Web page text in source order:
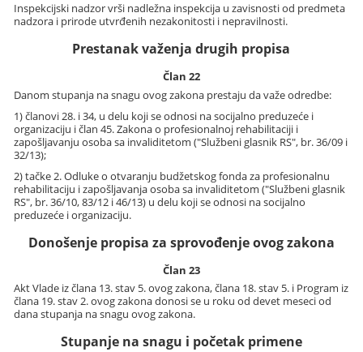
Inspekcijski nadzor vrši nadležna inspekcija u zavisnosti od predmeta
nadzora i prirode utvrđenih nezakonitosti i nepravilnosti.
Prestanak važenja drugih propisa
Član 22
Danom stupanja na snagu ovog zakona prestaju da važe odredbe:
1) članovi 28. i 34, u delu koji se odnosi na socijalno preduzeće i
organizaciju i član 45. Zakona o profesionalnoj rehabilitaciji i
zapošljavanju osoba sa invaliditetom ("Službeni glasnik RS", br. 36/09 i
32/13);
2) tačke 2. Odluke o otvaranju budžetskog fonda za profesionalnu
rehabilitaciju i zapošljavanja osoba sa invaliditetom ("Službeni glasnik
RS", br. 36/10, 83/12 i 46/13) u delu koji se odnosi na socijalno
preduzeće i organizaciju.
Donošenje propisa za sprovođenje ovog zakona
Član 23
Akt Vlade iz člana 13. stav 5. ovog zakona, člana 18. stav 5. i Program iz
člana 19. stav 2. ovog zakona donosi se u roku od devet meseci od
dana stupanja na snagu ovog zakona.
Stupanje na snagu i početak primene